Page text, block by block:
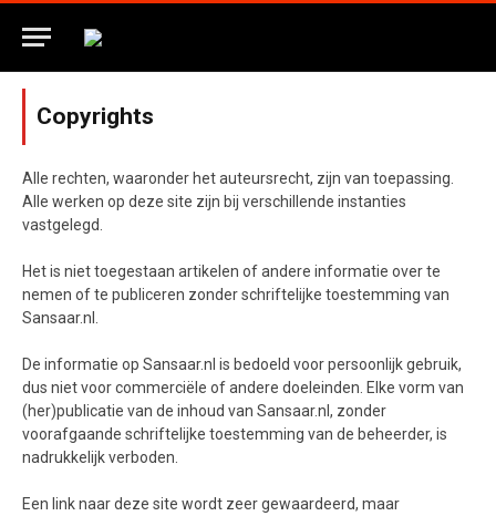
Copyrights
Alle rechten, waaronder het auteursrecht, zijn van toepassing.
Alle werken op deze site zijn bij verschillende instanties
vastgelegd.
Het is niet toegestaan artikelen of andere informatie over te
nemen of te publiceren zonder schriftelijke toestemming van
Sansaar.nl.
De informatie op Sansaar.nl is bedoeld voor persoonlijk gebruik,
dus niet voor commerciële of andere doeleinden. Elke vorm van
(her)publicatie van de inhoud van Sansaar.nl, zonder
voorafgaande schriftelijke toestemming van de beheerder, is
nadrukkelijk verboden.
Een link naar deze site wordt zeer gewaardeerd, maar